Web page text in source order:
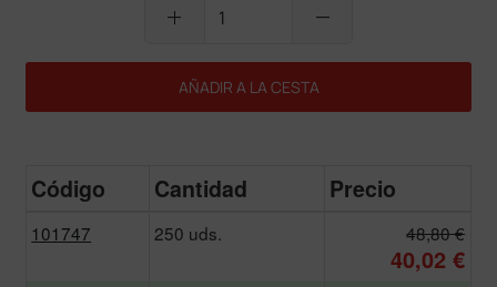
add remove
AÑADIR A LA CESTA
Código Cantidad Precio
101747 250 uds. 48,80 €
40,02 €